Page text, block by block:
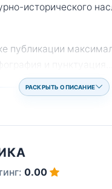
исторического
публикации
РАСКРЫТЬ ОПИСАНИЕ
0.00